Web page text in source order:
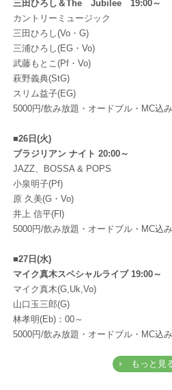
三田ひろし＆The Jubilee 19:00～
カントリーミュージック
三田ひろし(Vo・G)
三浦ひろし(EG・Vo)
武藤もとこ(Pf・Vo)
萩野義典(StG)
スリム益子(EG)
5000円/飲み放題・オードブル・MC込み
■26日(火)
ブラジリアン ナイト 20:00～
JAZZ、BOSSA & POPS
小泉明子(Pf)
原 久美(G・Vo)
井上 信平(Fl)
5000円/飲み放題・オードブル・MC込み
■27日(水)
マイク真木スペシャルライブ 19:00～
マイク真木(G,Uk,Vo)
山口玉三郎(G)
林孝明(Eb)：00～
5000円/飲み放題・オードブル・MC込み
もっと見